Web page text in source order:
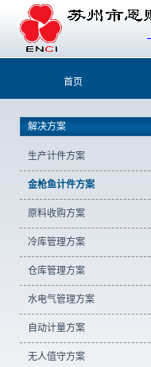
首页
解决方案
生产计件方案
金枪鱼计件方案
原料收购方案
冷库管理方案
仓库管理方案
水电气管理方案
自动计量方案
无人值守方案